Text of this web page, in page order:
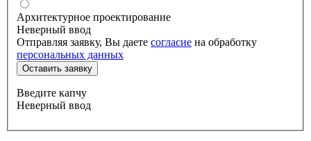
Архитектурное проектирование
Неверный ввод
Отправляя заявку, Вы даете согласие на обработку
персональных данных
Оставить заявку
Введите капчу
Неверный ввод